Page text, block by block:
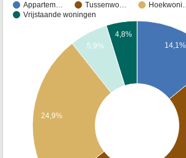
Appartem… Tussenwo…
Vrijstaande woningen
14,1%
4,8%
5,9%
24,9%